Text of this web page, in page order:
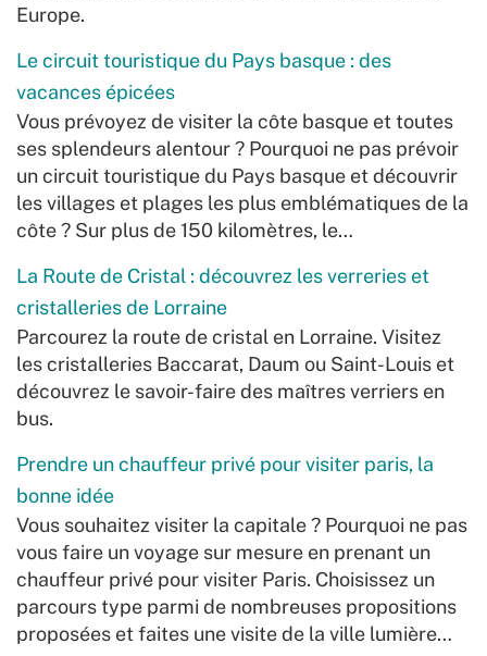
Europe.
Le circuit touristique du Pays basque : des
vacances épicées
Vous prévoyez de visiter la côte basque et toutes
ses splendeurs alentour ? Pourquoi ne pas prévoir
un circuit touristique du Pays basque et découvrir
les villages et plages les plus emblématiques de la
côte ? Sur plus de 150 kilomètres, le…
La Route de Cristal : découvrez les verreries et
cristalleries de Lorraine
Parcourez la route de cristal en Lorraine. Visitez
les cristalleries Baccarat, Daum ou Saint-Louis et
découvrez le savoir-faire des maîtres verriers en
bus.
Prendre un chauffeur privé pour visiter paris, la
bonne idée
Vous souhaitez visiter la capitale ? Pourquoi ne pas
vous faire un voyage sur mesure en prenant un
chauffeur privé pour visiter Paris. Choisissez un
parcours type parmi de nombreuses propositions
proposées et faites une visite de la ville lumière…